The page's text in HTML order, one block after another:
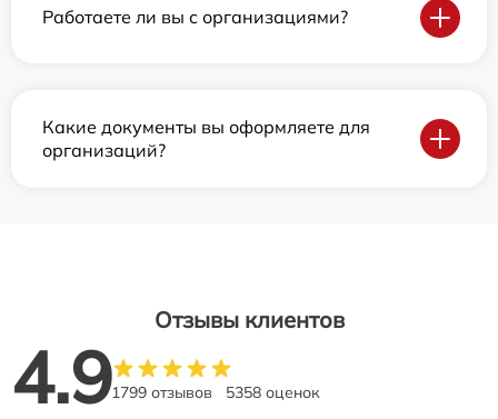
Работаете ли вы с организациями?
Какие документы вы оформляете для
организаций?
Отзывы клиентов
4.91799 отзывов 5358 оценок